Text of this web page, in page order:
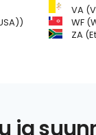
VA
WF
ZA
ja